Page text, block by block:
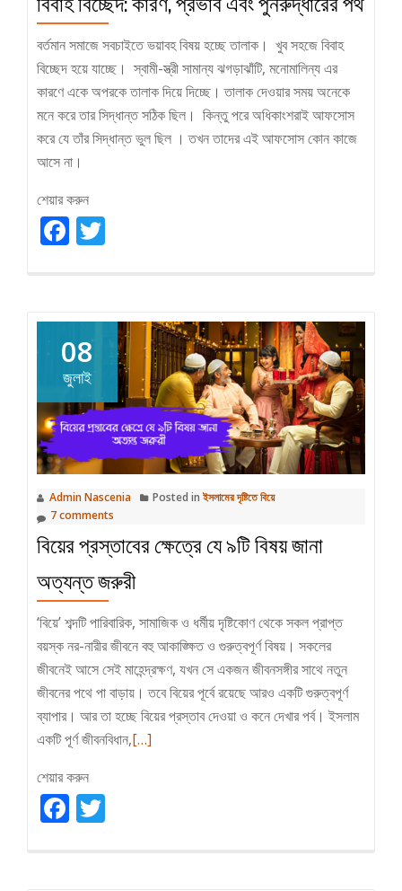
বর্তমান সমাজে সবচাইতে ভয়াবহ বিষয় হচ্ছে তালাক। খুব সহজে বিবাহ
বিচ্ছেদ হয়ে যাচ্ছে। স্বামী-স্ত্রী সামান্য ঝগড়াঝাঁটি, মনোমালিন্য এর
কারণে একে অপরকে তালাক দিয়ে দিচ্ছে। তালাক দেওয়ার সময় অনেকে
মনে করে তার সিদ্ধান্ত সঠিক ছিল। কিন্তু পরে অধিকাংশরাই আফসোস
করে যে তাঁর সিদ্ধান্ত ভুল ছিল । তখন তাদের এই আফসোস কোন কাজে
আসে না।
শেয়ার করুন
Facebook
08
জুলাই
Admin Nascenia Posted in ইসলামের দৃষ্টিতে বিয়ে
7 comments
বিয়ের প্রস্তাবের ক্ষেত্রে যে ৯টি বিষয় জানা
অত্যন্ত জরুরী
‘বিয়ে’ শব্দটি পারিবারিক, সামাজিক ও ধর্মীয় দৃষ্টিকোণ থেকে সকল প্রাপ্ত
বয়স্ক নর-নারীর জীবনে বহু আকাঙ্ক্ষিত ও গুরুত্বপূর্ণ বিষয়। সকলের
জীবনেই আসে সেই মাহেন্দ্রক্ষণ, যখন সে একজন জীবনসঙ্গীর সাথে নতুন
জীবনের পথে পা বাড়ায়। তবে বিয়ের পূর্বে রয়েছে আরও একটি গুরুত্বপূর্ণ
ব্যাপার। আর তা হচ্ছে বিয়ের প্রস্তাব দেওয়া ও কনে দেখার পর্ব। ইসলাম
একটি পূর্ণ জীবনবিধান,Read
[…]
শেয়ার করুন
Facebook